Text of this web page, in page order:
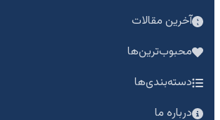
آخرین مقالات
محبوب‌ترین‌ها
دسته‌بندی‌ها
درباره ما